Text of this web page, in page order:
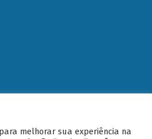
melhorar sua experiência na